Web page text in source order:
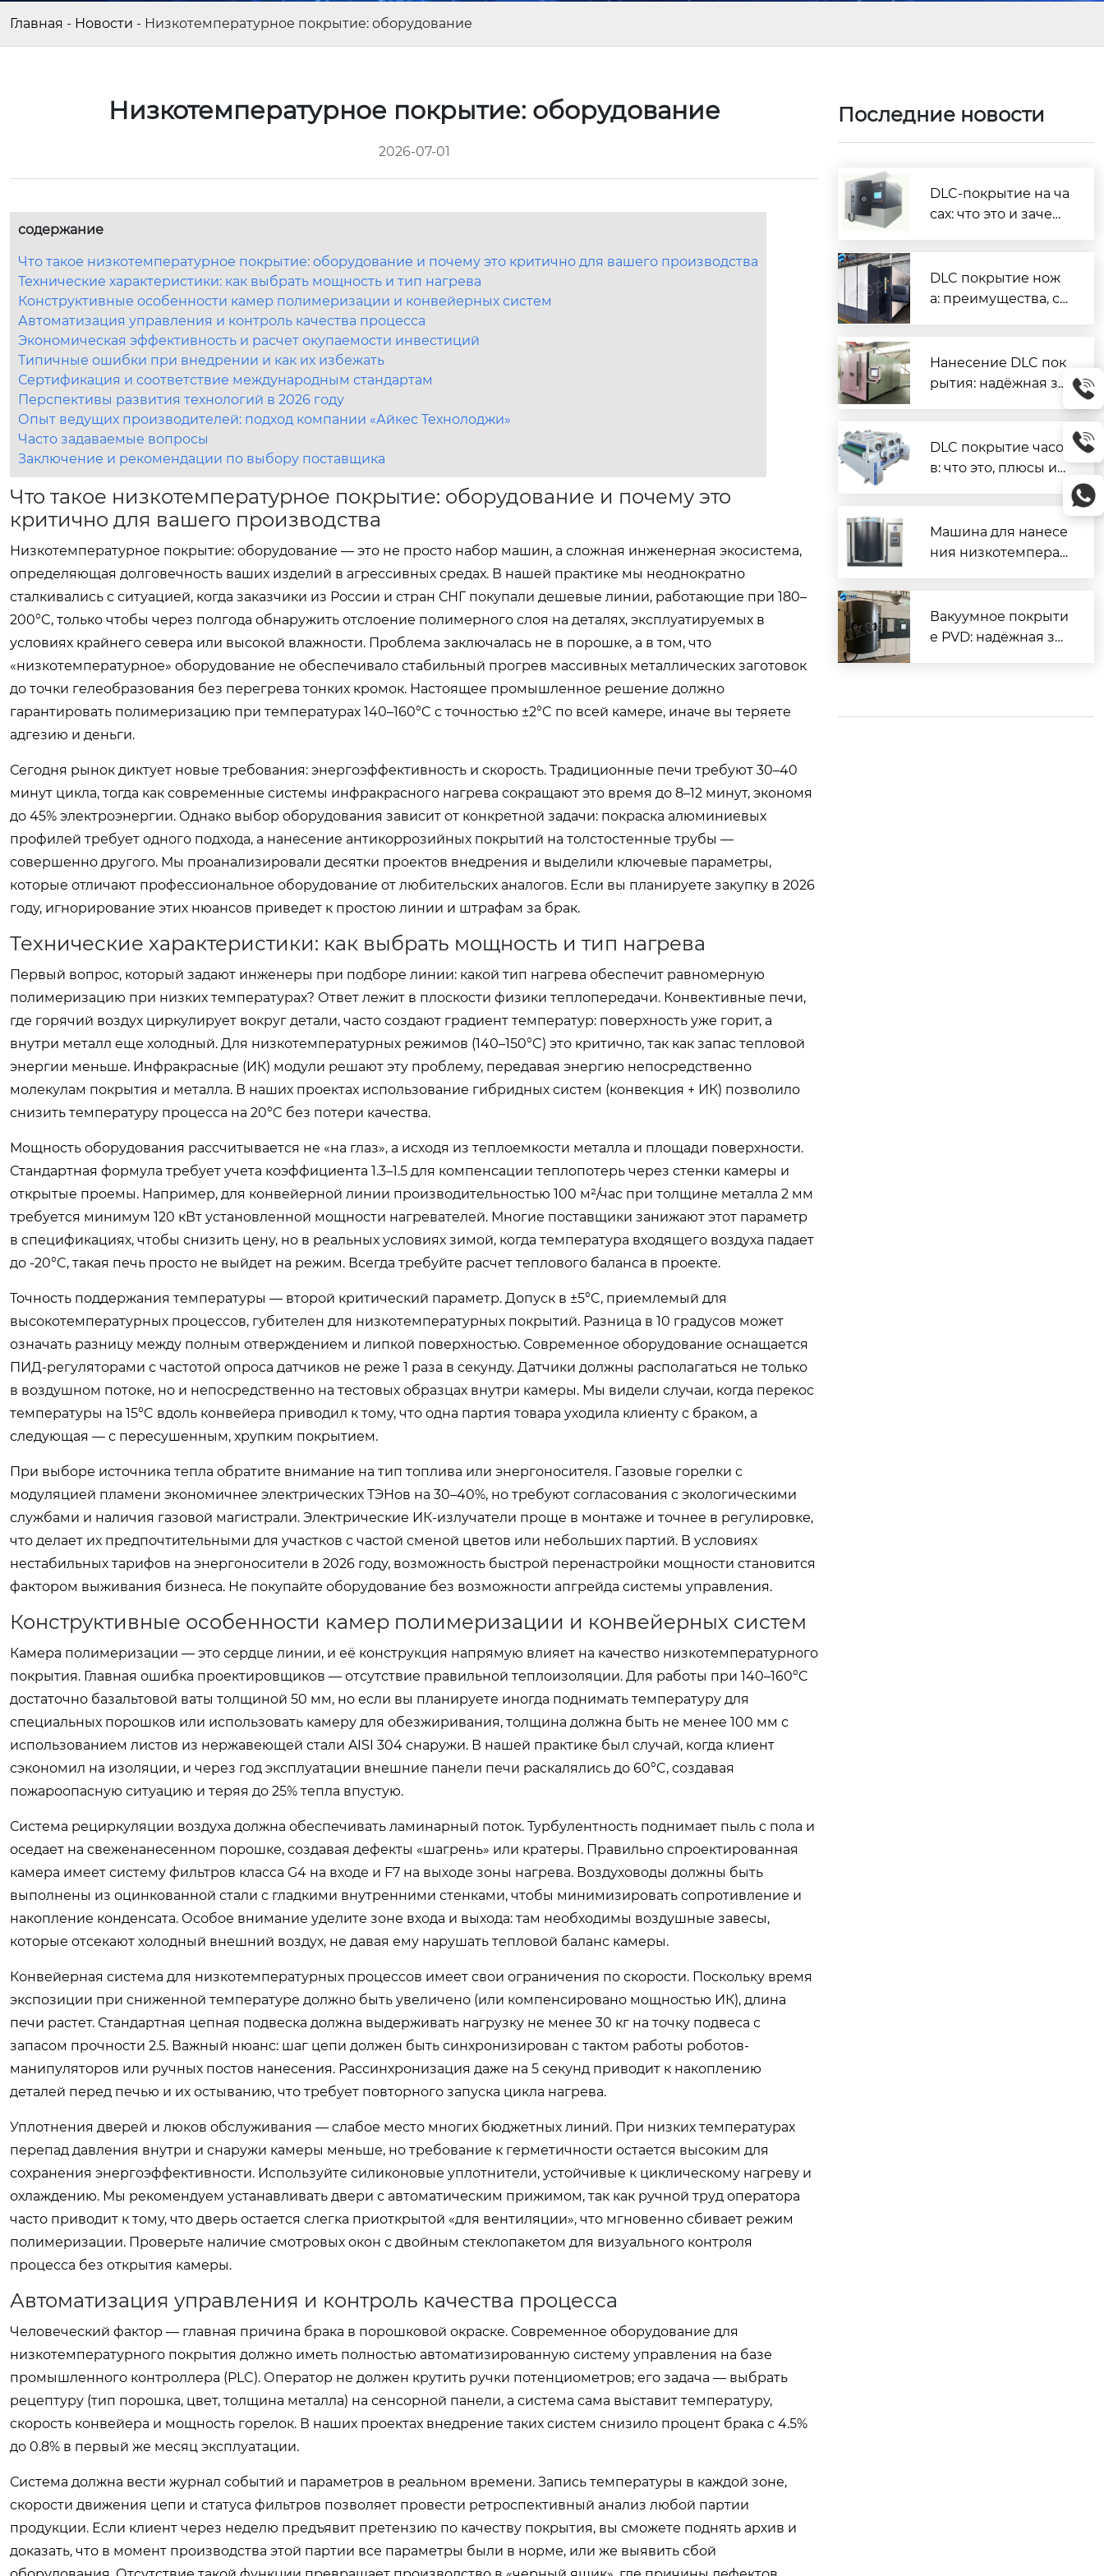
Главная - Новости - Низкотемпературное покрытие: оборудование
Низкотемпературное покрытие: оборудование
2026-07-01
содержание
Что такое низкотемпературное покрытие: оборудование и почему это критично для вашего производства
Технические характеристики: как выбрать мощность и тип нагрева
Конструктивные особенности камер полимеризации и конвейерных систем
Автоматизация управления и контроль качества процесса
Экономическая эффективность и расчет окупаемости инвестиций
Типичные ошибки при внедрении и как их избежать
Сертификация и соответствие международным стандартам
Перспективы развития технологий в 2026 году
Опыт ведущих производителей: подход компании «Айкес Технолоджи»
Часто задаваемые вопросы
Заключение и рекомендации по выбору поставщика
Что такое низкотемпературное покрытие: оборудование и почему это
критично для вашего производства
Низкотемпературное покрытие: оборудование — это не просто набор машин, а сложная инженерная экосистема,
определяющая долговечность ваших изделий в агрессивных средах. В нашей практике мы неоднократно
сталкивались с ситуацией, когда заказчики из России и стран СНГ покупали дешевые линии, работающие при 180–
200°C, только чтобы через полгода обнаружить отслоение полимерного слоя на деталях, эксплуатируемых в
условиях крайнего севера или высокой влажности. Проблема заключалась не в порошке, а в том, что
«низкотемпературное» оборудование не обеспечивало стабильный прогрев массивных металлических заготовок
до точки гелеобразования без перегрева тонких кромок. Настоящее промышленное решение должно
гарантировать полимеризацию при температурах 140–160°C с точностью ±2°C по всей камере, иначе вы теряете
адгезию и деньги.
Сегодня рынок диктует новые требования: энергоэффективность и скорость. Традиционные печи требуют 30–40
минут цикла, тогда как современные системы инфракрасного нагрева сокращают это время до 8–12 минут, экономя
до 45% электроэнергии. Однако выбор оборудования зависит от конкретной задачи: покраска алюминиевых
профилей требует одного подхода, а нанесение антикоррозийных покрытий на толстостенные трубы —
совершенно другого. Мы проанализировали десятки проектов внедрения и выделили ключевые параметры,
которые отличают профессиональное оборудование от любительских аналогов. Если вы планируете закупку в 2026
году, игнорирование этих нюансов приведет к простою линии и штрафам за брак.
Технические характеристики: как выбрать мощность и тип нагрева
Первый вопрос, который задают инженеры при подборе линии: какой тип нагрева обеспечит равномерную
полимеризацию при низких температурах? Ответ лежит в плоскости физики теплопередачи. Конвективные печи,
где горячий воздух циркулирует вокруг детали, часто создают градиент температур: поверхность уже горит, а
внутри металл еще холодный. Для низкотемпературных режимов (140–150°C) это критично, так как запас тепловой
энергии меньше. Инфракрасные (ИК) модули решают эту проблему, передавая энергию непосредственно
молекулам покрытия и металла. В наших проектах использование гибридных систем (конвекция + ИК) позволило
снизить температуру процесса на 20°C без потери качества.
Мощность оборудования рассчитывается не «на глаз», а исходя из теплоемкости металла и площади поверхности.
Стандартная формула требует учета коэффициента 1.3–1.5 для компенсации теплопотерь через стенки камеры и
открытые проемы. Например, для конвейерной линии производительностью 100 м²/час при толщине металла 2 мм
требуется минимум 120 кВт установленной мощности нагревателей. Многие поставщики занижают этот параметр
в спецификациях, чтобы снизить цену, но в реальных условиях зимой, когда температура входящего воздуха падает
до -20°C, такая печь просто не выйдет на режим. Всегда требуйте расчет теплового баланса в проекте.
Точность поддержания температуры — второй критический параметр. Допуск в ±5°C, приемлемый для
высокотемпературных процессов, губителен для низкотемпературных покрытий. Разница в 10 градусов может
означать разницу между полным отверждением и липкой поверхностью. Современное оборудование оснащается
ПИД-регуляторами с частотой опроса датчиков не реже 1 раза в секунду. Датчики должны располагаться не только
в воздушном потоке, но и непосредственно на тестовых образцах внутри камеры. Мы видели случаи, когда перекос
температуры на 15°C вдоль конвейера приводил к тому, что одна партия товара уходила клиенту с браком, а
следующая — с пересушенным, хрупким покрытием.
При выборе источника тепла обратите внимание на тип топлива или энергоносителя. Газовые горелки с
модуляцией пламени экономичнее электрических ТЭНов на 30–40%, но требуют согласования с экологическими
службами и наличия газовой магистрали. Электрические ИК-излучатели проще в монтаже и точнее в регулировке,
что делает их предпочтительными для участков с частой сменой цветов или небольших партий. В условиях
нестабильных тарифов на энергоносители в 2026 году, возможность быстрой перенастройки мощности становится
фактором выживания бизнеса. Не покупайте оборудование без возможности апгрейда системы управления.
Конструктивные особенности камер полимеризации и конвейерных систем
Камера полимеризации — это сердце линии, и её конструкция напрямую влияет на качество низкотемпературного
покрытия. Главная ошибка проектировщиков — отсутствие правильной теплоизоляции. Для работы при 140–160°C
достаточно базальтовой ваты толщиной 50 мм, но если вы планируете иногда поднимать температуру для
специальных порошков или использовать камеру для обезжиривания, толщина должна быть не менее 100 мм с
использованием листов из нержавеющей стали AISI 304 снаружи. В нашей практике был случай, когда клиент
сэкономил на изоляции, и через год эксплуатации внешние панели печи раскалялись до 60°C, создавая
пожароопасную ситуацию и теряя до 25% тепла впустую.
Система рециркуляции воздуха должна обеспечивать ламинарный поток. Турбулентность поднимает пыль с пола и
оседает на свеженанесенном порошке, создавая дефекты «шагрень» или кратеры. Правильно спроектированная
камера имеет систему фильтров класса G4 на входе и F7 на выходе зоны нагрева. Воздуховоды должны быть
выполнены из оцинкованной стали с гладкими внутренними стенками, чтобы минимизировать сопротивление и
накопление конденсата. Особое внимание уделите зоне входа и выхода: там необходимы воздушные завесы,
которые отсекают холодный внешний воздух, не давая ему нарушать тепловой баланс камеры.
Конвейерная система для низкотемпературных процессов имеет свои ограничения по скорости. Поскольку время
экспозиции при сниженной температуре должно быть увеличено (или компенсировано мощностью ИК), длина
печи растет. Стандартная цепная подвеска должна выдерживать нагрузку не менее 30 кг на точку подвеса с
запасом прочности 2.5. Важный нюанс: шаг цепи должен быть синхронизирован с тактом работы роботов-
манипуляторов или ручных постов нанесения. Рассинхронизация даже на 5 секунд приводит к накоплению
деталей перед печью и их остыванию, что требует повторного запуска цикла нагрева.
Уплотнения дверей и люков обслуживания — слабое место многих бюджетных линий. При низких температурах
перепад давления внутри и снаружи камеры меньше, но требование к герметичности остается высоким для
сохранения энергоэффективности. Используйте силиконовые уплотнители, устойчивые к циклическому нагреву и
охлаждению. Мы рекомендуем устанавливать двери с автоматическим прижимом, так как ручной труд оператора
часто приводит к тому, что дверь остается слегка приоткрытой «для вентиляции», что мгновенно сбивает режим
полимеризации. Проверьте наличие смотровых окон с двойным стеклопакетом для визуального контроля
процесса без открытия камеры.
Автоматизация управления и контроль качества процесса
Человеческий фактор — главная причина брака в порошковой окраске. Современное оборудование для
низкотемпературного покрытия должно иметь полностью автоматизированную систему управления на базе
промышленного контроллера (PLC). Оператор не должен крутить ручки потенциометров; его задача — выбрать
рецептуру (тип порошка, цвет, толщина металла) на сенсорной панели, а система сама выставит температуру,
скорость конвейера и мощность горелок. В наших проектах внедрение таких систем снизило процент брака с 4.5%
до 0.8% в первый же месяц эксплуатации.
Система должна вести журнал событий и параметров в реальном времени. Запись температуры в каждой зоне,
скорости движения цепи и статуса фильтров позволяет провести ретроспективный анализ любой партии
продукции. Если клиент через неделю предъявит претензию по качеству покрытия, вы сможете поднять архив и
доказать, что в момент производства этой партии все параметры были в норме, или же выявить сбой
Последние новости
DLC-покрытие на ча
сах: что это и зачем
DLC покрытие нож
а: преимущества, ср
Нанесение DLC пок
рытия: надёжная за
DLC покрытие часо
в: что это, плюсы и
Машина для нанесе
ния низкотемперат
ение для промышл
енного применени
Вакуумное покрыти
е PVD: надёжная за